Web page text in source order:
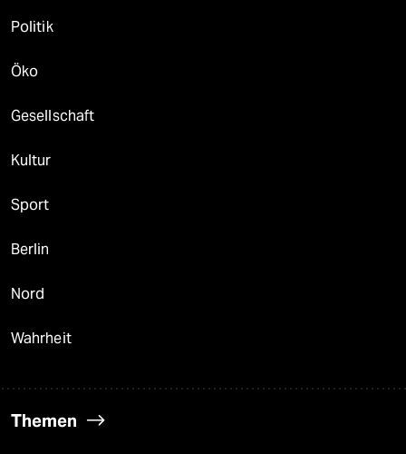
Politik
Öko
Gesellschaft
Kultur
Sport
Berlin
Nord
Wahrheit
Themen